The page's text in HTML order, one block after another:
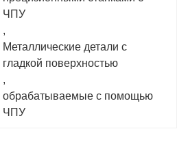
ЧПУ
,
Металлические детали с
гладкой поверхностью
,
обрабатываемые с помощью
ЧПУ